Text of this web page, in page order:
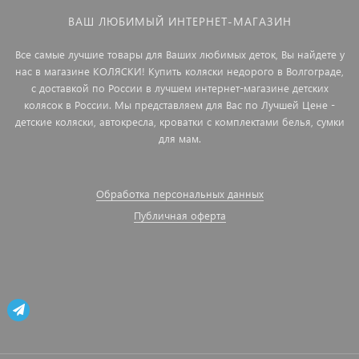
ВАШ ЛЮБИМЫЙ ИНТЕРНЕТ-МАГАЗИН
Все самые лучшие товары для Ваших любимых деток, Вы найдете у
нас в магазине КОЛЯСКИ! Купить коляски недорого в Волгограде,
с доставкой по России в лучшем интернет-магазине детских
колясок в России. Мы представляем для Вас по Лучшей Цене -
детские коляски, автокресла, кроватки с комплектами белья, сумки
для мам.
Обработка персональных данных
Публичная оферта